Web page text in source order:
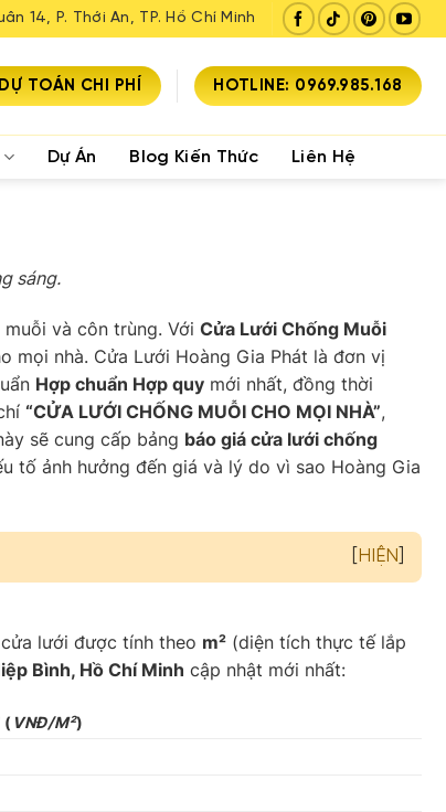
14, P. Thới An, TP. Hồ Chí Minh
DỰ TOÁN CHI PHÍ HOTLINE: 0969.985.168
Dự Án Blog Kiến Thức Liên Hệ
sáng.
và côn trùng. Với Cửa Lưới Chống Muỗi
mọi nhà. Cửa Lưới Hoàng Gia Phát là đơn vị
Hợp chuẩn Hợp quy mới nhất, đồng thời
“CỬA LƯỚI CHỐNG MUỖI CHO MỌI NHÀ”,
sẽ cung cấp bảng báo giá cửa lưới chống
tố ảnh hưởng đến giá và lý do vì sao Hoàng Gia
HIỆN
lưới được tính theo m² (diện tích thực tế lắp
Bình, Hồ Chí Minh cập nhật mới nhất:
( VNĐ/M²)